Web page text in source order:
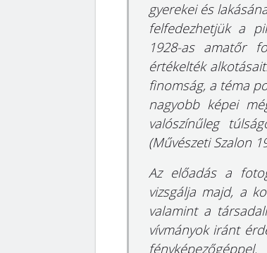
gyerekei és
felfedezhetjük a
1928-as amatőr
értékelték
finomság, a téma
nagyobb képei
valószínűleg
(Művészeti Szalon
Az előadás a
vizsgálja majd, a
valamint a
vívmányok iránt
fényképezőgéppel.